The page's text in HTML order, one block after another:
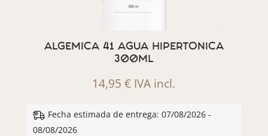
ALGEMICA 41 AGUA HIPERTONICA
300ML
14,95€ IVA incl.
Fecha estimada de entrega: 07/08/2026 -
08/08/2026